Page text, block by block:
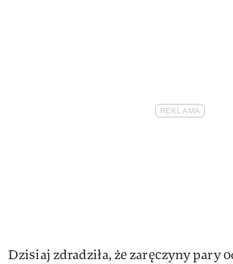
Dzisiaj zdradziła, że zaręczyny pary